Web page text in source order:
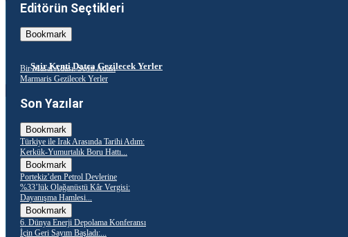
Editörün Seçtikleri
Bookmark
Şair Kenti Datça Gezilecek Yerler
Bir Masal Adası: Sedir Adası
Marmaris Gezilecek Yerler
Son Yazılar
Bookmark
Türkiye ile Irak Arasında Tarihi Adım:
Kerkük-Yumurtalık Boru Hattı...
Bookmark
Portekiz’den Petrol Devlerine
%33’lük Olağanüstü Kâr Vergisi:
Dayanışma Hamlesi...
Bookmark
6. Dünya Enerji Depolama Konferansı
İçin Geri Sayım Başladı:...